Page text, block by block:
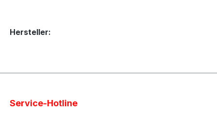
Hersteller:
Service-Hotline